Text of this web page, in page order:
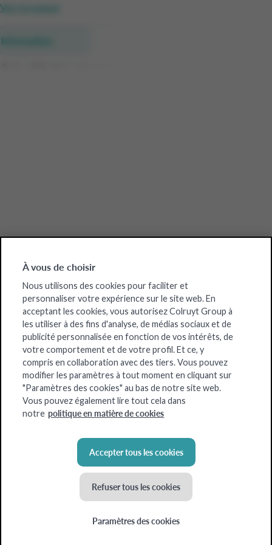
Vers le manuel
Information
À vous de choisir
Nous utilisons des cookies pour faciliter et
personnaliser votre expérience sur le site web. En
acceptant les cookies, vous autorisez Colruyt Group à
les utiliser à des fins d'analyse, de médias sociaux et de
publicité personnalisée en fonction de vos intérêts, de
votre comportement et de votre profil. Et ce, y
compris en collaboration avec des tiers. Vous pouvez
modifier les paramètres à tout moment en cliquant sur
"Paramètres des cookies" au bas de notre site web.
Vous pouvez également lire tout cela dans
notre politique en matière de cookies
Accepter tous les cookies
Refuser tous les cookies
Paramètres des cookies